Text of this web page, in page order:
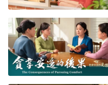
不是猪狗之类吗？猪不
得什么叫人生，天天吃
你却没得着，两手空空
意继续下去吗？这样的
一 神的显现与作工・彼